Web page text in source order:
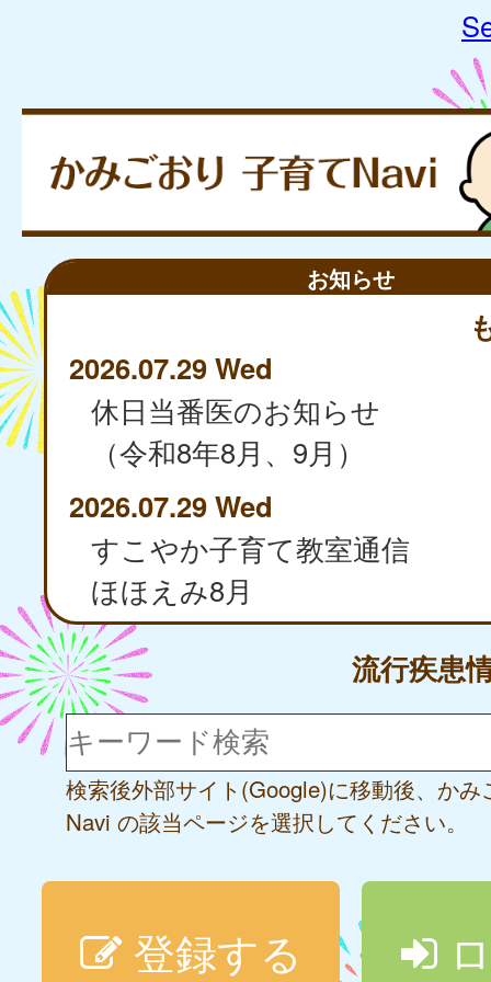
お知らせ
2026.07.29 Wed
休日当番医のお知らせ
（令和8年8月、9月）
2026.07.29 Wed
すこやか子育て教室通信
ほほえみ8月
流行疾患
検索後外部サイト(Google)に移動後、かみ
Navi の該当ページを選択してください。
登録する